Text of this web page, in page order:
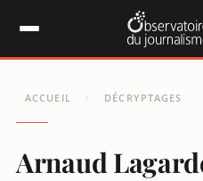
ACCUEIL / DÉCRYPTAGES
Arnaud
Panneau de gestion des